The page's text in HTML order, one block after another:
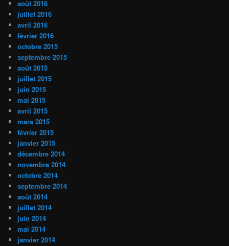
août 2016
juillet 2016
avril 2016
février 2016
octobre 2015
septembre 2015
août 2015
juillet 2015
juin 2015
mai 2015
avril 2015
mars 2015
février 2015
janvier 2015
décembre 2014
novembre 2014
octobre 2014
septembre 2014
août 2014
juillet 2014
juin 2014
mai 2014
janvier 2014